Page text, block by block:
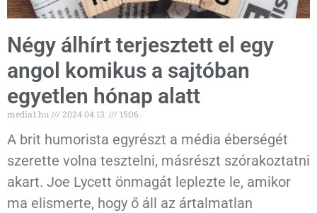
Négy álhírt terjesztett el egy
angol komikus a sajtóban
egyetlen hónap alatt
media1.hu 2024.04.13. 15:06
A brit humorista egyrészt a média éberségét
szerette volna tesztelni, másrészt szórakoztatni
akart. Joe Lycett önmagát leplezte le, amikor
ma elismerte, hogy ő áll az ártalmatlan